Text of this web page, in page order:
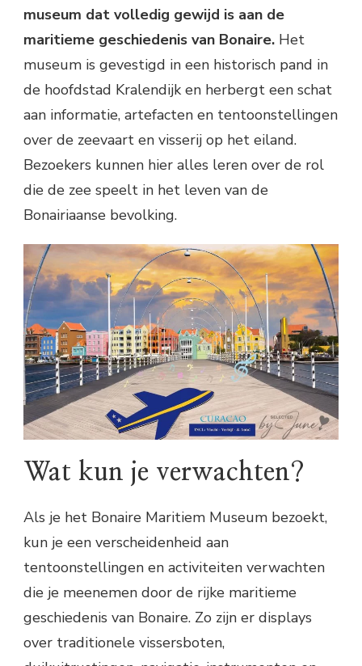
museum dat volledig gewijd is aan de
maritieme geschiedenis van Bonaire. Het
museum is gevestigd in een historisch pand in
de hoofdstad Kralendijk en herbergt een schat
aan informatie, artefacten en tentoonstellingen
over de zeevaart en visserij op het eiland.
Bezoekers kunnen hier alles leren over de rol
die de zee speelt in het leven van de
Bonairiaanse bevolking.
Wat kun je verwachten?
Als je het Bonaire Maritiem Museum bezoekt,
kun je een verscheidenheid aan
tentoonstellingen en activiteiten verwachten
die je meenemen door de rijke maritieme
geschiedenis van Bonaire. Zo zijn er displays
over traditionele vissersboten,